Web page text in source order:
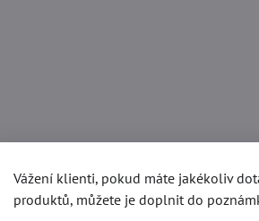
Vážení klienti, pokud máte jakékoliv
produktů, můžete je doplnit do